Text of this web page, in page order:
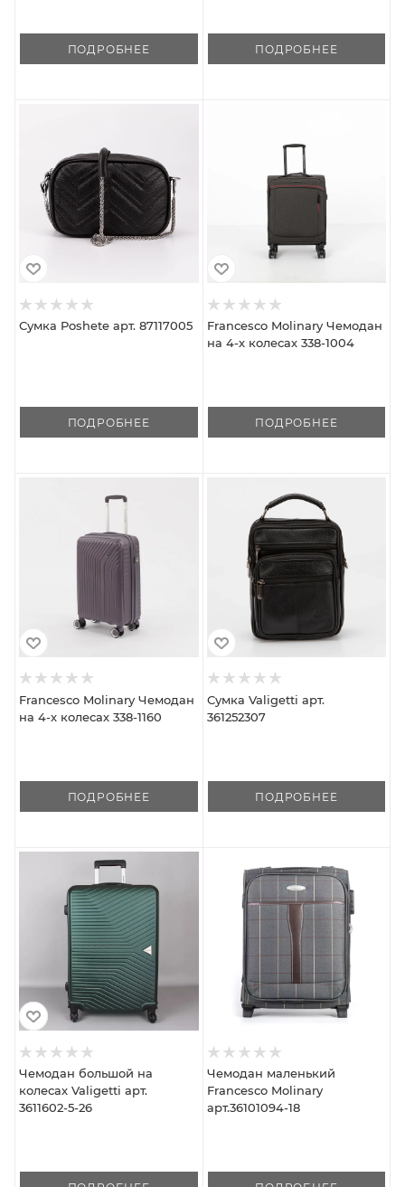
ПОДРОБНЕЕ ПОДРОБНЕЕ
Сумка Poshete арт. 87117005
ПОДРОБНЕЕ
Francesco Molinary Чемодан
на 4-х колесах 338-1004
ПОДРОБНЕЕ
Francesco Molinary Чемодан
на 4-х колесах 338-1160
ПОДРОБНЕЕ
Сумка Valigetti арт.
361252307
ПОДРОБНЕЕ
Чемодан большой на
колесах Valigetti арт.
3611602-5-26
Чемодан маленький
Francesco Molinary
арт.36101094-18